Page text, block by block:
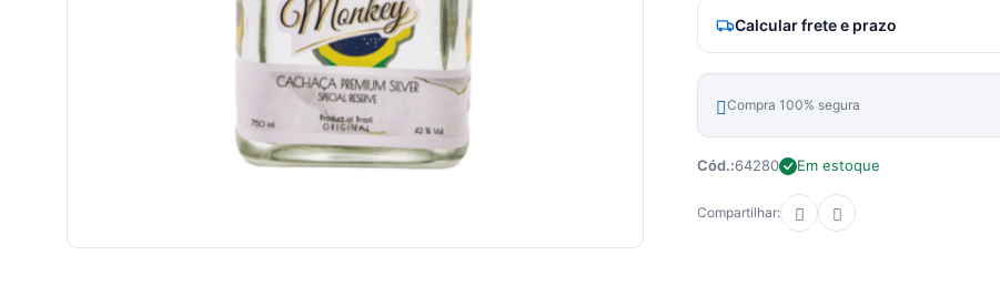
Calcular frete e prazo
Compra 100% segura
Cód.:64280 Em estoque
Compartilhar: